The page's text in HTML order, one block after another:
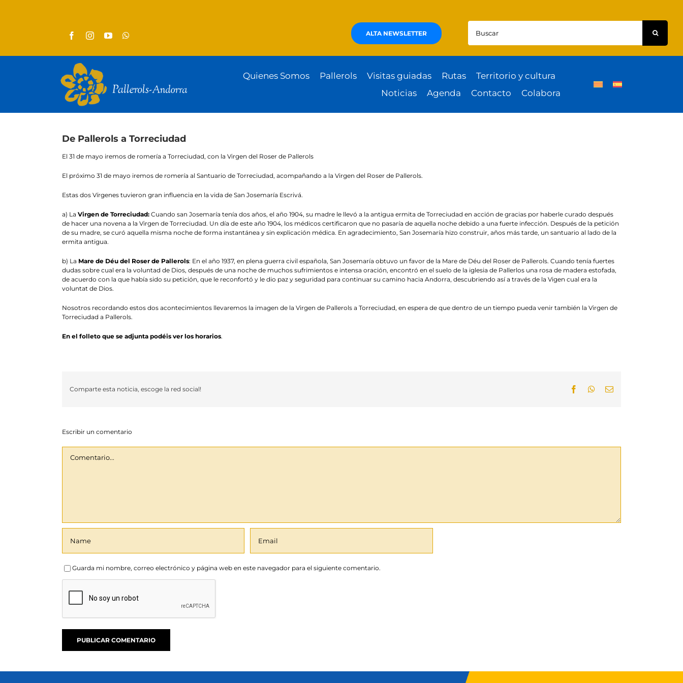
ALTA NEWSLETTER
Buscar:
Quienes Somos Pallerols Visitas guiadas Rutas
Territorio y cultura
Noticias
Agenda Contacto Colabora
De Pallerols a Torreciudad
El 31 de mayo iremos de romería a Torreciudad, con la Virgen del Roser de Pallerols
El próximo 31 de mayo iremos de romería al Santuario de Torreciudad, acompañando a la Virgen del Roser de Pallerols.
Estas dos Vírgenes tuvieron gran influencia en la vida de San Josemaría Escrivá.
a) La Virgen de Torreciudad: Cuando san Josemaría tenía dos años, el año 1904, su madre le llevó a la antigua ermita de Torreciudad en acción de gracias por haberle curado después
de hacer una novena a la Virgen de Torreciudad. Un día de este año 1904, los médicos certificaron que no pasaría de aquella noche debido a una fuerte infección. Después de la petición
de su madre, se curó aquella misma noche de forma instantánea y sin explicación médica. En agradecimiento, San Josemaría hizo construir, años más tarde, un santuario al lado de la
ermita antigua.
b) La Mare de Déu del Roser de Pallerols: En el año 1937, en plena guerra civil española, San Josemaría obtuvo un favor de la Mare de Déu del Roser de Pallerols. Cuando tenía fuertes
dudas sobre cual era la voluntad de Dios, después de una noche de muchos sufrimientos e intensa oración, encontró en el suelo de la iglesia de Pallerlos una rosa de madera estofada,
de acuerdo con la que había sido su petición, que le reconfortó y le dio paz y seguridad para continuar su camino hacia Andorra, descubriendo así a través de la Vigen cual era la
voluntat de Dios.
Nosotros recordando estos dos acontecimientos llevaremos la imagen de la Virgen de Pallerols a Torreciudad, en espera de que dentro de un tiempo pueda venir también la Virgen de
Torreciudad a Pallerols.
En el folleto que se adjunta podéis ver los horarios.
Comparte esta noticia, escoge la red social! FacebookWhatsApp
Email
Escribir un comentario
Guarda mi nombre, correo electrónico y página web en este navegador para el siguiente comentario.